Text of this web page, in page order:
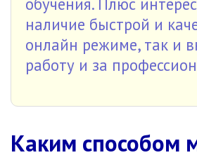
наличие быстрой и
онлайн режиме, так и
работу и за
Каким способом